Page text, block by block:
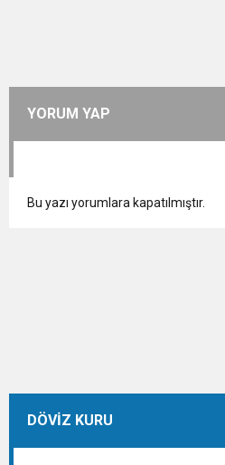
YORUM YAP
Bu yazı yorumlara kapatılmıştır.
DÖVİZ KURU